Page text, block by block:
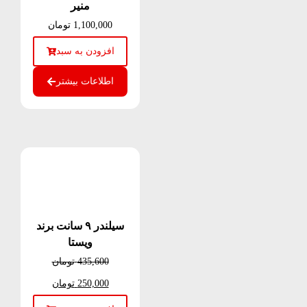
منیر
1,100,000 تومان
افزودن به سبد
اطلاعات بیشتر
سیلندر ۹ سانت برند
ویستا
435,600 تومان
250,000 تومان